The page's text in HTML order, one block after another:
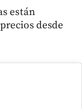
están
desde